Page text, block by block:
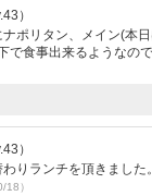
）
ポリタン、メイン(本
食事出来るようなの
）
りランチを頂きまし
）